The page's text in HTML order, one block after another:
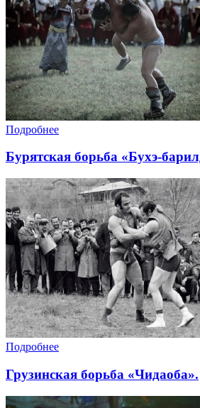
Подробнее
Бурятская борьба «Бухэ-
Подробнее
Грузинская борьба «Чидаоба».